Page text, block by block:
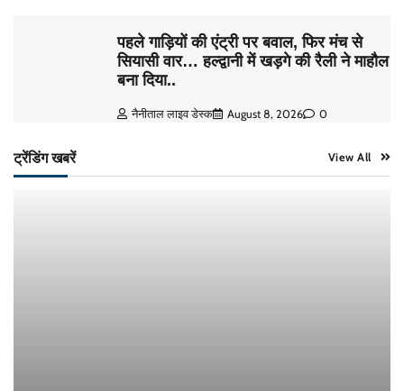
पहले गाड़ियों की एंट्री पर बवाल, फिर मंच से
सियासी वार… हल्द्वानी में खड़गे की रैली ने माहौल
बना दिया..
नैनीताल लाइव डेस्क August 8, 2026 0
ट्रेंडिंग खबरें View All